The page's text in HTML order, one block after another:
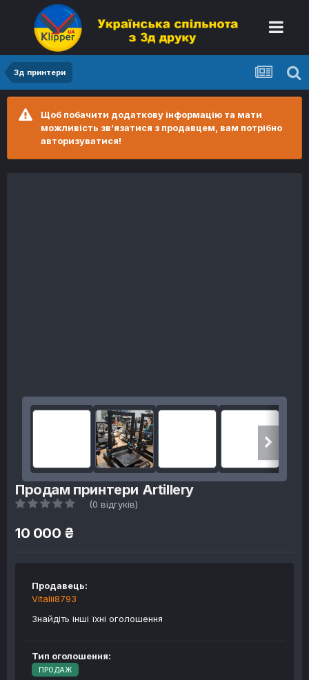
3д принтери
Щоб побачити додаткову інформацію та мати
можливість зв’язатися з продавцем, вам потрібно
авторизуватися!
Продам принтери Artillery
(0 відгуків)
10 000 ₴
Продавець:
Vitalii8793
Знайдіть інші їхні оголошення
Тип оголошення:
ПРОДАЖ